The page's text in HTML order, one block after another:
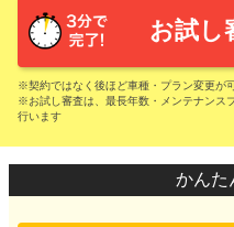
お試し
※契約ではなく後ほど車種・プラン変更が
※お試し審査は、最長年数・メンテナンス
行います
かんた